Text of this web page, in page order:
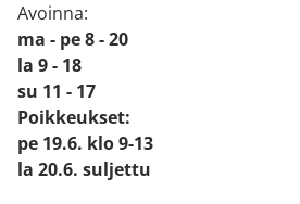
Avoinna:
ma - pe 8 - 20
la 9 - 18
su 11 - 17
Poikkeukset:
pe 19.6. klo 9-13
la 20.6. suljettu